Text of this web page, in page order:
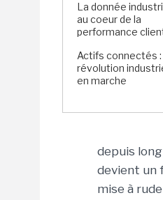
La donnée
au coeur de la
performance
Actifs connectés :
révolution
en marche
depuis
devient un
mise à